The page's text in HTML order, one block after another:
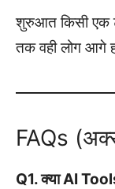
शुरुआत किसी एक
तक वही लोग आगे
FAQs
Q1. क्या AI